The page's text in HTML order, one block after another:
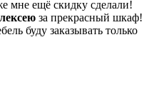
мне ещё скидку сделали!
за прекрасный шкаф!
буду заказывать только